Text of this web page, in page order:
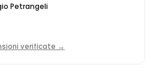
Petrangeli
verificate →